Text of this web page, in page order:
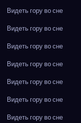
Видеть гору во сне
Видеть гору во сне
Видеть гору во сне
Видеть гору во сне
Видеть гору во сне
Видеть гору во сне
Видеть гору во сне